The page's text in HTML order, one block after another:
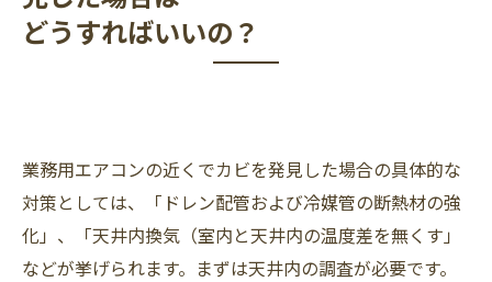
どうすればいいの？
業務用エアコンの近くでカビを発見した場合の具体的な
対策としては、「ドレン配管および冷媒管の断熱材の強
化」、「天井内換気（室内と天井内の温度差を無くす」
などが挙げられます。まずは天井内の調査が必要です。